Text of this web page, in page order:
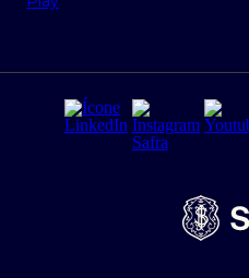
Regras e Parâmetros de
Segurança da Informação
Tarifas e serviços Pessoa Física
Transparência de
Derivativos
Agronegócios